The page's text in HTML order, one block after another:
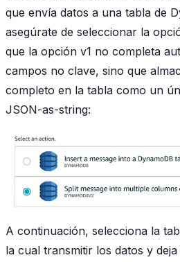
que envía datos a una tabla de
asegúrate de seleccionar la
que la opción v1 no completa
campos no clave, sino que
completo en la tabla como un
JSON-as-string:
A continuación, selecciona la
la cual transmitir los datos y